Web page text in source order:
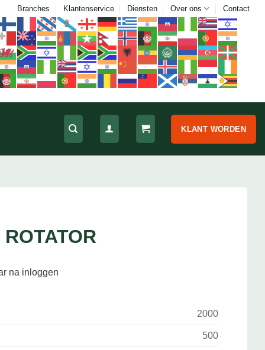
Branches Klantenservice Diensten Over ons Contact
KLANT WORDEN
na inloggen
2000
500